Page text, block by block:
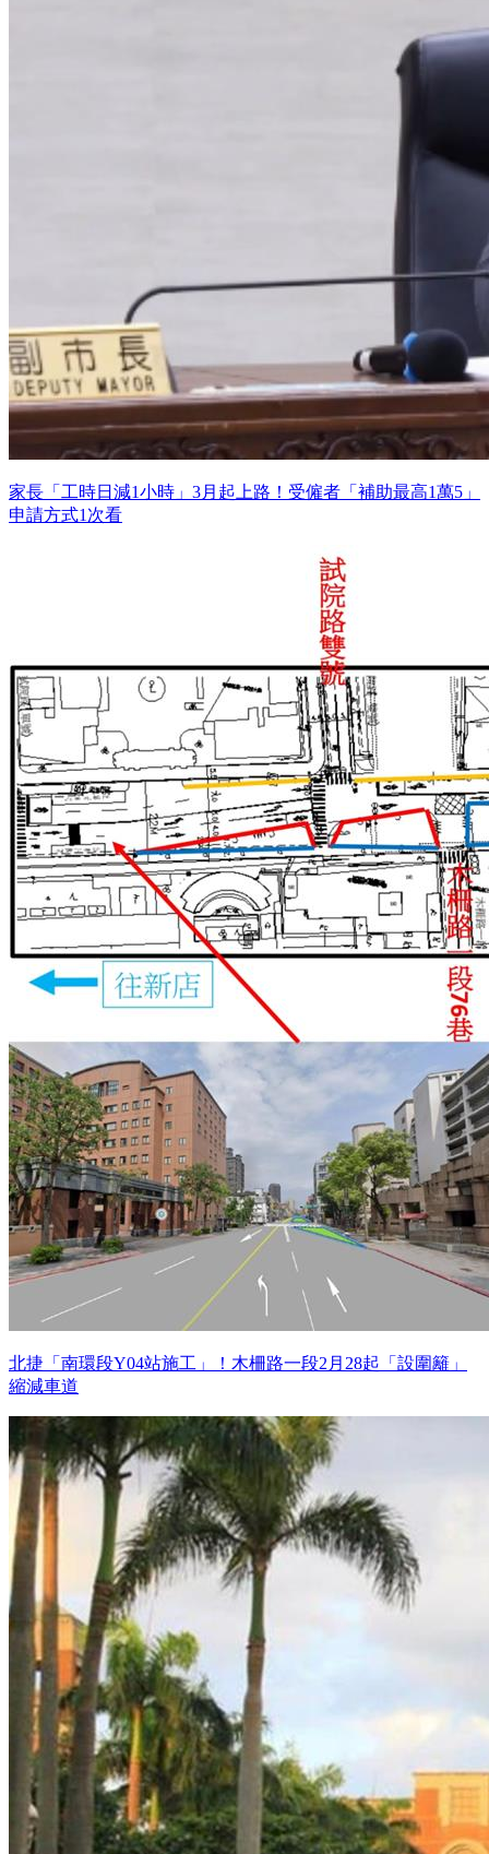
家長「工時日減1小時」3月起上路！受僱者「補助最高1萬5」
申請方式1次看
北捷「南環段Y04站施工」！木柵路一段2月28起「設圍籬」
縮減車道